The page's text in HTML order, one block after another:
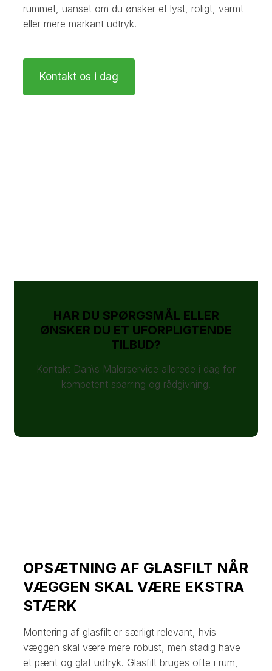
rummet, uanset om du ønsker et lyst, roligt, varmt
eller mere markant udtryk.
Kontakt os i dag
HAR DU SPØRGSMÅL ELLER
ØNSKER DU ET UFORPLIGTENDE
TILBUD?
Kontakt Dan\s Malerservice allerede i dag for
kompetent sparring og rådgivning.
OPSÆTNING AF GLASFILT NÅR
VÆGGEN SKAL VÆRE EKSTRA
STÆRK
Montering af glasfilt er særligt relevant, hvis
væggen skal være mere robust, men stadig have
et pænt og glat udtryk. Glasfilt bruges ofte i rum,